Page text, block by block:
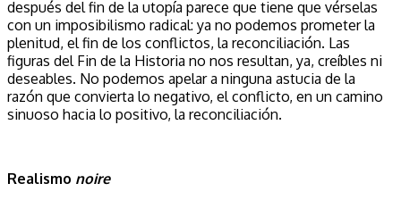
después del fin de la utopía parece que tiene que vérselas
con un imposibilismo radical: ya no podemos prometer la
plenitud, el fin de los conflictos, la reconciliación. Las
figuras del Fin de la Historia no nos resultan, ya, creíbles ni
deseables. No podemos apelar a ninguna astucia de la
razón que convierta lo negativo, el conflicto, en un camino
sinuoso hacia lo positivo, la reconciliación.
Realismo noire